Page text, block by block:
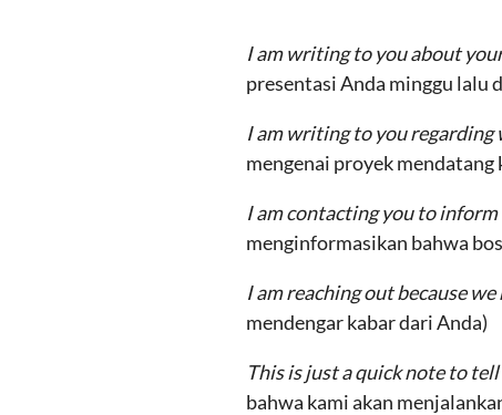
I am writing to you about
presentasi Anda minggu lalu
I am writing to you
mengenai proyek
I am contacting you to
menginformasikan bahwa
I am reaching out because
mendengar kabar dari Anda)
This is just a quick note to
bahwa kami akan